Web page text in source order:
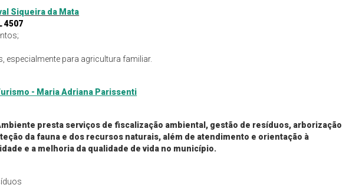
Siqueira da Mata
4507
especialmente para agricultura familiar.
- Maria Adriana Parissenti
presta serviços de fiscalização ambiental, gestão de resíduos, arborização
da fauna e dos recursos naturais, além de atendimento e orientação à
e a melhoria da qualidade de vida no município.